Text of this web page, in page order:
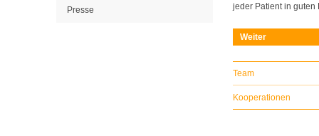
Presse
jeder Patient in guten
Weiter
Team
Kooperationen